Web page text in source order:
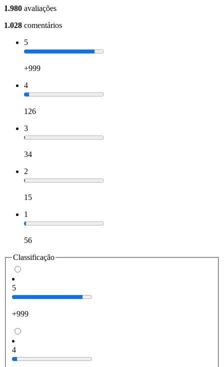
1.980 avaliações
1.028 comentários
5
+999
4
126
3
34
2
15
1
56
Classificação
5
+999
4